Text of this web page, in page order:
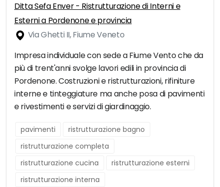
Ditta Sefa Enver - Ristrutturazione di Interni e
Esterni a Pordenone e provincia
Via Ghetti II, Fiume Veneto
Impresa individuale con sede a Fiume Vento che da
più di trent'anni svolge lavori edili in provincia di
Pordenone. Costruzioni e ristrutturazioni, rifiniture
interne e tinteggiature ma anche posa di pavimenti
e rivestimenti e servizi di giardinaggio.
pavimenti
ristrutturazione bagno
ristrutturazione completa
ristrutturazione cucina
ristrutturazione esterni
ristrutturazione interna